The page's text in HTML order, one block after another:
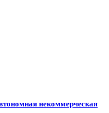
некоммерческая